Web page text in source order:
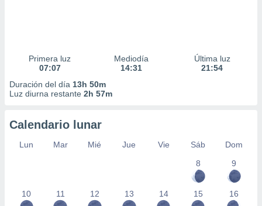
Primera luz
07:07
Mediodía
14:31
Última luz
21:54
Duración del día 13h 50m
Luz diurna restante 2h 57m
Calendario lunar
Lun Mar Mié Jue Vie Sáb
Dom
8
9
10 11 12 13 14 15 16